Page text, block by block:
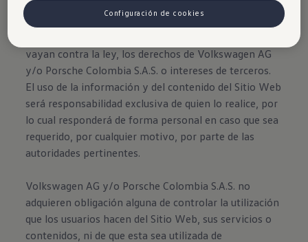
usuario se compromete a comportarse de forma
correcta y bajo el principio de buena fe, a hacer un
vayan contra la ley, los derechos de Volkswagen AG
y/o Porsche Colombia S.A.S. o intereses de terceros.
El uso de la información y del contenido del Sitio Web
será responsabilidad exclusiva de quien lo realice, por
lo cual responderá de forma personal en caso que sea
requerido, por cualquier motivo, por parte de las
autoridades pertinentes.
Volkswagen AG y/o Porsche Colombia S.A.S. no
adquieren obligación alguna de controlar la utilización
que los usuarios hacen del Sitio Web, sus servicios o
contenidos, ni de que esta sea utilizada de
Configuración de cookies